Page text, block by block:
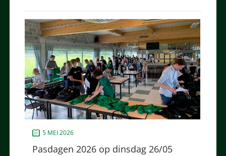
5 MEI 2026
Pasdagen 2026 op dinsdag 26/05